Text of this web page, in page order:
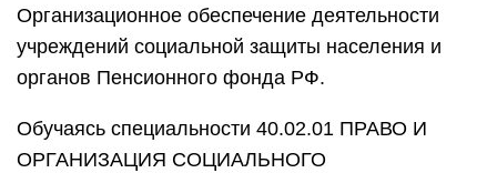
Организационное обеспечение деятельности
учреждений социальной защиты населения и
органов Пенсионного фонда РФ.
Обучаясь специальности 40.02.01 ПРАВО И
ОРГАНИЗАЦИЯ СОЦИАЛЬНОГО